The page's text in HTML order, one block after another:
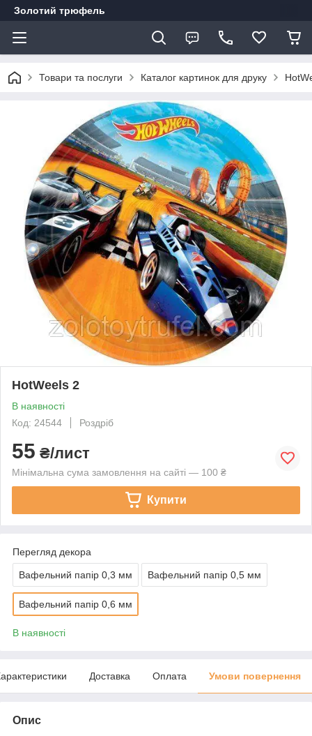
Золотий трюфель
Товари та послуги Каталог картинок для друку
HotWeels 2
В наявності
Код: 24544
Роздріб
55 ₴/лист
Мінімальна сума замовлення на сайті — 100 ₴
Купити
Перегляд декора
Вафельний папір 0,3 мм Вафельний папір 0,5 мм
Вафельний папір 0,6 мм
В наявності
Доставка Оплата Умови повернення
Опис